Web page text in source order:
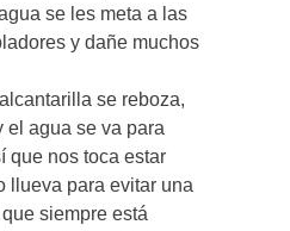
se les meta a las
y dañe muchos
se reboza,
el agua se va para
que nos toca estar
llueva para evitar una
siempre está